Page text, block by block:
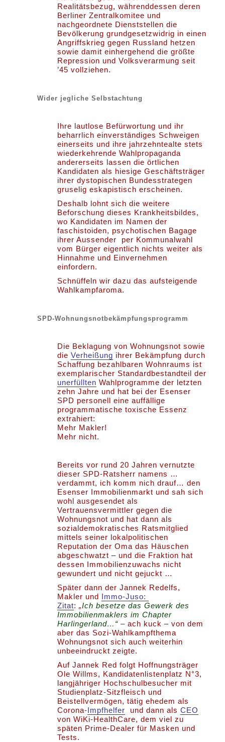
Realitätsbezug, währenddessen deren
Berliner Zentralkomitee und
nachgeordnete Dienststellen die
Bevölkerung grundgesetzwidrig in einen
Angriffskrieg gegen Russland hetzen
sowie damit einhergehend die größte
Repression und Volksverarmung seit
’45 vollziehen.
Wider jegliche Selbstachtung
Ihre lautlose Befürwortung und ihr
beharrlich einverständiges Schweigen
einerseits und ihre jahrzehntealte stets
wiederkehrende Wahlpropaganda
andererseits lassen die örtlichen
Kandidaten als hiesige Geschäftsträger
ihrer dystopischen Bundesstrategen
gruselig eskapistisch erscheinen.
Deshalb lohnt sich die weitere
Beforschung dieses Krankheitsbildes,
wo Kandidaten im Namen der
faschistoiden, psychotischen Bagage
ihrer Aussender per Kommunalwahl
vom Bürger eigentlich nichts weiter als
Hinnahme und Einvernehmen
einfordern.
Schnüffeln wir dazu das aufsteigende
Wahlkampfaroma.
SPD-Wohnungsnotbekämpfungsprogramm
Die Beklagung von Wohnungsnot sowie
dieVerheißung ihrer Bekämpfung durch
Schaffung bezahlbaren Wohnraums ist
exemplarischer Standardbestandteil der
unerfüllten Wahlprogramme der letzten
zehn Jahre und hat bei der Esenser
SPD personell eine auffällige
programmatische toxische Essenz
extrahiert:
Mehr Makler!
Mehr nicht.
Bereits vor rund 20 Jahren vernutzte
dieser SPD-Ratsherr namens …
verdammt, ich komm nich drauf… den
Esenser Immobilienmarkt und sah sich
wohl ausgesendet als
Vertrauensvermittler gegen die
Wohnungsnot und hat dann als
sozialdemokratisches Ratsmitglied
mittels seiner lokalpolitischen
Reputation der Oma das Häuschen
abgeschwatzt – und die Fraktion hat
dessen Immobilienzuwachs nicht
gewundert und nicht gejuckt …
Später dann der Jannek Redelfs,
Makler und Immo-Juso:
Zitat:„Ich besetze das Gewerk des
Immobilienmaklers im Chapter
Harlingerland…“ – ach kuck – von dem
aber das Sozi-Wahlkampfthema
Wohnungsnot sich auch weiterhin
unbeeindruckt zeigte.
Auf Jannek Red folgt Hoffnungsträger
Ole Willms, Kandidatenlistenplatz N°3,
langjähriger Hochschulbesucher mit
Studienplatz-Sitzfleisch und
Beistellvermögen, tätig ehedem als
Corona-Impfhelfer und dann alsCEO
von WiKi-HealthCare, dem viel zu
späten Prime-Dealer für Masken und
Tests.